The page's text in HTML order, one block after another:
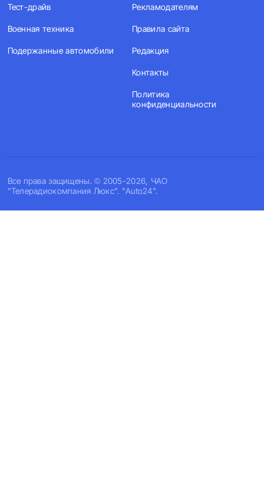
Все права защищены. © 2005-2026, ЧАО
"Телерадиокомпания Люкс". "Auto24".
Тест-драйв
Военная техника
Подержанные автомобили
Рекламодателям
Правила сайта
Редакция
Контакты
Политика
конфиденциальности